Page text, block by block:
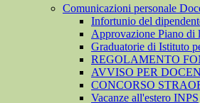
Comunicazioni personale
Infortunio del
Approvazione Piano di
Graduatorie di Istituto
REGOLAMENTO
AVVISO PER
CONCORSO
Vacanze all'estero INPS